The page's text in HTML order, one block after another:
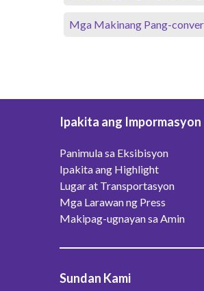
Mga Makinang Pang-
Ipakita ang Impormasyon
Panimula sa Eksibisyon
Ipakita ang Highlight
Lugar at Transportasyon
Mga Larawan ng Press
Makipag-ugnayan sa Amin
Sundan Kami